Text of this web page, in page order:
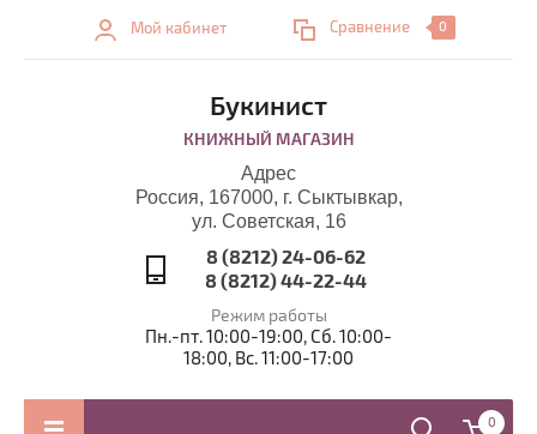
Мой кабинет Сравнение 0
Букинист
КНИЖНЫЙ МАГАЗИН
Адрес
Россия, 167000, г. Сыктывкар,
ул. Советская, 16
8 (8212) 24-06-62
8 (8212) 44-22-44
Режим работы
Пн.-пт. 10:00-19:00, Сб. 10:00-
18:00, Вс. 11:00-17:00
0